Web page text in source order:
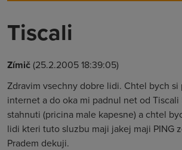
Tiscali
Zímič(25.2.2005 18:39:05)
Zdravim vsechny dobre lidi. Chtel bych
internet a do oka mi padnul net od Tiscali
stahnuti (pricina male kapesne) a chtel
lidi kteri tuto sluzbu maji jakej maji PING
Pradem dekuji.